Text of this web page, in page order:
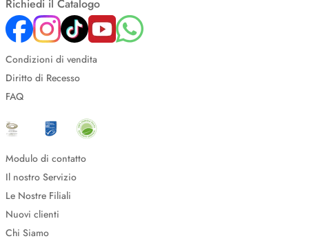
Richiedi il Catalogo
Condizioni di vendita
Diritto di Recesso
FAQ
Modulo di contatto
Il nostro Servizio
Le Nostre Filiali
Nuovi clienti
Chi Siamo